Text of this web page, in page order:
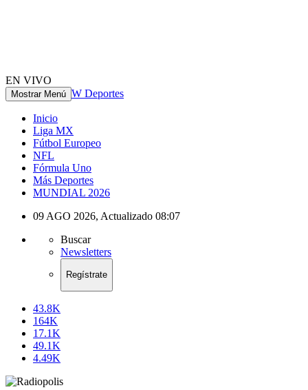
EN VIVO
Mostrar Menú W Deportes
Inicio
Liga MX
Fútbol Europeo
NFL
Fórmula Uno
Más Deportes
MUNDIAL 2026
09 AGO 2026, Actualizado 08:07
Buscar
Newsletters
Regístrate
43.8K
164K
17.1K
49.1K
4.49K